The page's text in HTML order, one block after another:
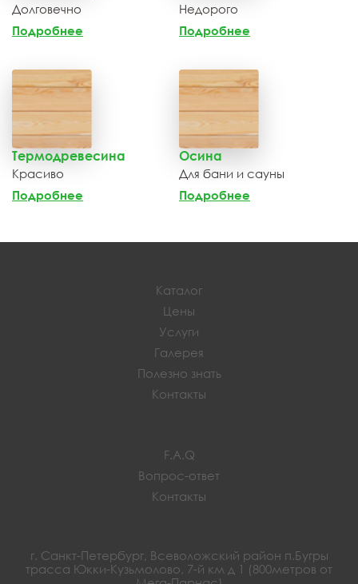
Долговечно
Подробнее
Недорого
Подробнее
Термодревесина
Красиво
Подробнее
Осина
Для бани и сауны
Подробнее
Каталог
Цены
Услуги
Галерея
Полезно знать
Контакты
F.A.Q
Вопрос-ответ
Контакты
г. Санкт-Петербург, Всеволожский район п.Бугры
трасса Юкки-Кузьмолово, 7-й км д 1 (800метров от